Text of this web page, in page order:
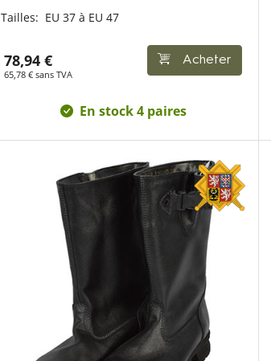
Tailles: EU 37 à EU 47
78,94 €
65,78 € sans TVA
Acheter
En stock 4 paires